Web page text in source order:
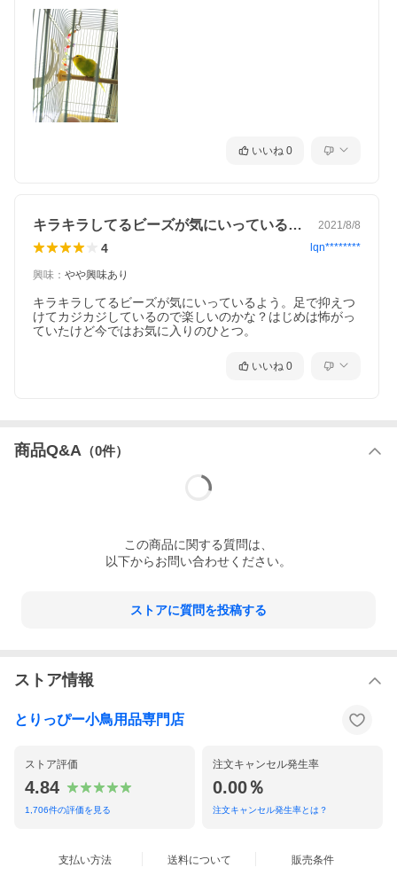
いいね 0
キラキラしてるビーズが気にいっているよ… 2021/8/8
4 lqn********
興味 ： やや興味あり
キラキラしてるビーズが気にいっているよう。足で抑えつ
けてカジカジしているので楽しいのかな？はじめは怖がっ
ていたけど今ではお気に入りのひとつ。
いいね 0
商品Q&A （0件）
この商品に関する質問は、
以下からお問い合わせください。
ストアに質問を投稿する
ストア情報
とりっぴー小鳥用品専門店
ストア評価
4.84
1,706件の評価を見る
注文キャンセル発生率
0.00％
注文キャンセル発生率とは？
支払い方法 送料について 販売条件